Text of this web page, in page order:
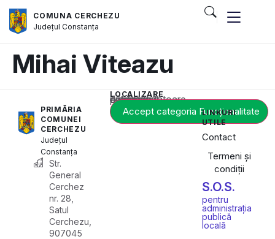
COMUNA CERCHEZU
JudețulConstanța
Mihai Viteazu
PRIMĂRIA
COMUNEI
CERCHEZU
Județul
Constanța
Str.
General
Cerchez
nr. 28,
Satul
Cerchezu,
907045
LOCALIZARE
Acest conținut este blocat până când acceptați categoria corespunzătoare de cookie-uri.
Accept categoria Funcționalitate
LINKURI
UTILE
Contact
Termeni și
condiții
S.O.S.
pentru
administrația
publică
locală